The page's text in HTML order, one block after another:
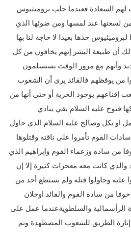
السعادة فعندما جلب بروميثيوس
من لسعتها عند لمسها ومن ضوئها الذي
خذها بعيدا لا حاجة لنا بها
أن طبيعة البشر إنهم يخافون من كل
وأنهم مع مرور الوقت يستسلمون
من يوقظهم فالقائد يرى أن الشعوب
إقناعهم بوجود الحرية أو حتى أنها من
فنوح عليه السلام بقي ينادي
سنة ولم يمل او يكل وصالح عليه السلام الذي حاول
القوم تأمروا على ناقته وقتلوها
من سادة وزعماء القوم وإبراهيم الذي
والذي كانت معه معجزات كثيرة إلا إن
عليه وحاولوا قتله ولم يستطع أحد من
من سادة القوم والقائد اوجلان
الرأسمالية والسلطويةعندما عمل على
الطريق للشعوب المضطهدة وتم